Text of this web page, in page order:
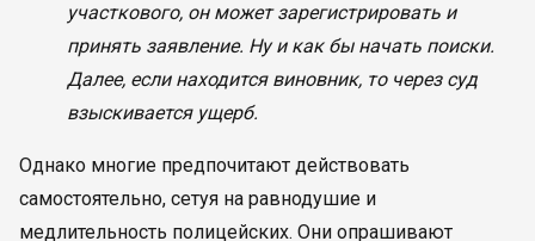
участкового, он может зарегистрировать и
принять заявление. Ну и как бы начать поиски.
Далее, если находится виновник, то через суд
взыскивается ущерб.
Однако многие предпочитают действовать
самостоятельно, сетуя на равнодушие и
медлительность полицейских. Они опрашивают